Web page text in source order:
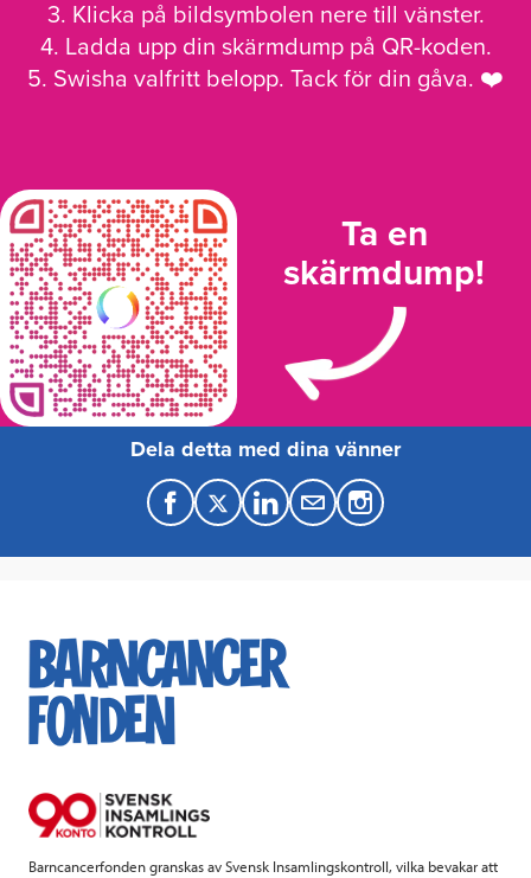
3. Klicka på bildsymbolen nere till vänster.
4. Ladda upp din skärmdump på QR-koden.
5. Swisha valfritt belopp. Tack för din gåva. ❤️
Ta en
skärmdump!
Dela detta med dina vänner
F
a
e
b
k
T
w
t
t
L
i
k
e
M
a
Barncancerfonden granskas av Svensk Insamlingskontroll, vilka bevakar att